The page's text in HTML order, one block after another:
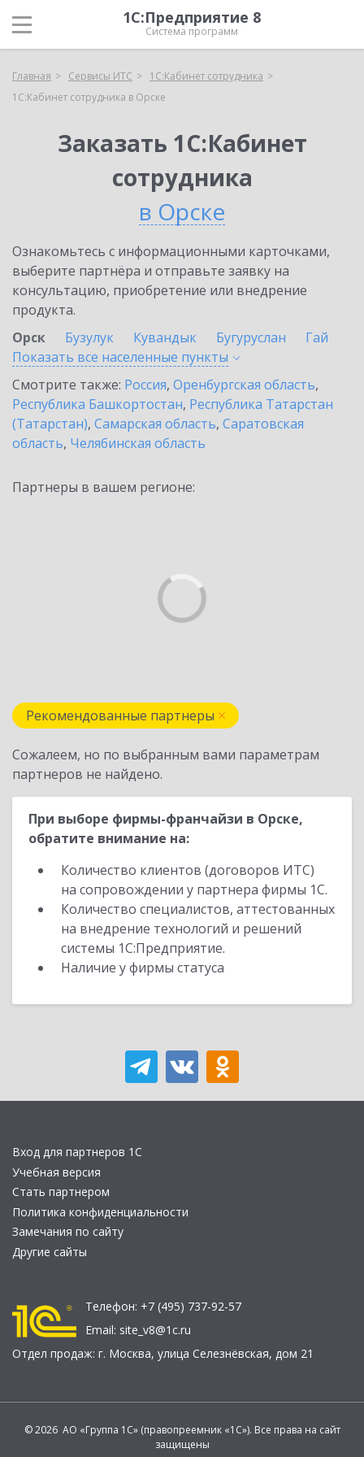
1С:Предприятие 8
Система программ
Главная Сервисы ИТС
1С:Кабинет сотрудника
1С:Кабинет сотрудника в Орске
Заказать 1С:Кабинет
сотрудника
в Орске
Ознакомьтесь с информационными карточками,
выберите партнёра и отправьте заявку на
консультацию, приобретение или внедрение
продукта.
Орск
Бузулук Кувандык Бугуруслан
Гай
Показать все населенные пункты
Смотрите также: Россия, Оренбургская область,
Республика Башкортостан, Республика Татарстан
(Татарстан), Самарская область, Саратовская
область, Челябинская область
Партнеры в вашем регионе:
Рекомендованные партнеры
Сожалеем, но по выбранным вами параметрам
партнеров не найдено.
При выборе фирмы-франчайзи в Орске,
обратите внимание на:
Количество клиентов (договоров ИТС)
на сопровождении у партнера фирмы 1С.
Количество специалистов, аттестованных
на внедрение технологий и решений
системы 1С:Предприятие.
Наличие у фирмы статуса
Вход для партнеров 1С
Учебная версия
Стать партнером
Политика конфиденциальности
Замечания по сайту
Другие сайты
Телефон: +7 (495) 737-92-57
Email: site_v8@1c.ru
Отдел продаж: г. Москва, улица Селезнёвская, дом 21
© 2026 АО «Группа 1С» (правопреемник «1С»). Все права на сайт
защищены